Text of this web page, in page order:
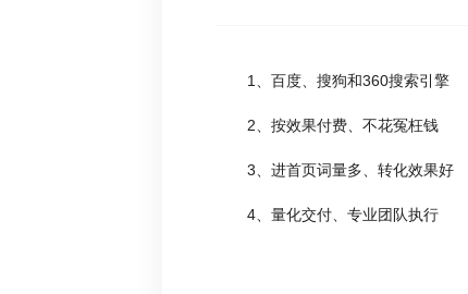
1、百度、搜狗和360搜索引擎
2、按效果付费、不花冤枉钱
3、进首页词量多、转化效果好
4、量化交付、专业团队执行